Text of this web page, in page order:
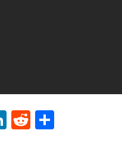
LinkedIn
Reddit